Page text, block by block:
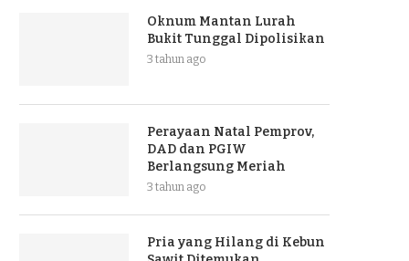
Oknum Mantan Lurah
Bukit Tunggal Dipolisikan
3 tahun ago
Perayaan Natal Pemprov,
DAD dan PGIW
Berlangsung Meriah
3 tahun ago
Pria yang Hilang di Kebun